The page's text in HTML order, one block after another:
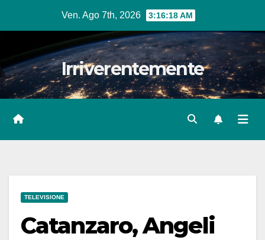
Ven. Ago 7th, 2026 3:16:19 AM
Irriverentemente
TELEVISIONE
Catanzaro, Angeli